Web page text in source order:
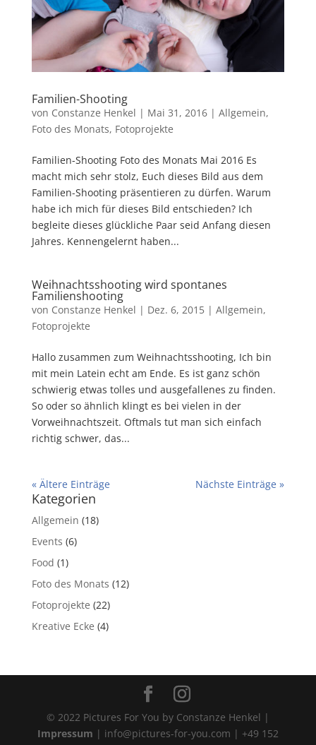
Familien-Shooting
von Constanze Henkel | Mai 31, 2016| Allgemein,
Foto des Monats, Fotoprojekte
Familien-Shooting Foto des Monats Mai 2016 Es
macht mich sehr stolz, Euch dieses Bild aus dem
Familien-Shooting präsentieren zu dürfen. Warum
habe ich mich für dieses Bild entschieden? Ich
begleite dieses glückliche Paar seid Anfang diesen
Jahres. Kennengelernt haben...
Weihnachtsshooting wird spontanes
Familienshooting
von Constanze Henkel | Dez. 6, 2015| Allgemein,
Fotoprojekte
Hallo zusammen zum Weihnachtsshooting, Ich bin
mit mein Latein echt am Ende. Es ist ganz schön
schwierig etwas tolles und ausgefallenes zu finden.
So oder so ähnlich klingt es bei vielen in der
Vorweihnachtszeit. Oftmals tut man sich einfach
richtig schwer, das...
« Ältere Einträge Nächste Einträge »
Kategorien
Allgemein (18)
Events (6)
Food (1)
Foto des Monats (12)
Fotoprojekte (22)
Kreative Ecke (4)
© 2022 Pictures For You by Constanze Henkel |
Impressum | info@pictures-for-you.com | +49 152